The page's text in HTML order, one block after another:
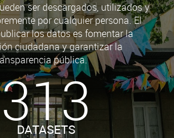
ser descargados, utilizados y
por cualquier persona. El
los datos es fomentar la
ciudadana y garantizar la
pública.
313
DATASETS